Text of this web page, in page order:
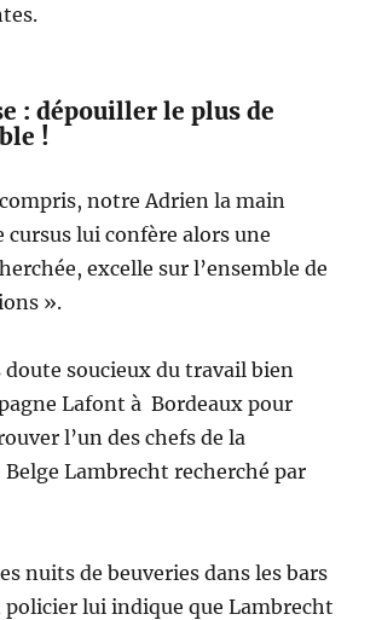
: dépouiller le plus de
!
notre Adrien la main
lui confère alors une
excelle sur l’ensemble de
».
doute soucieux du travail bien
Lafont à Bordeaux pour
l’un des chefs de la
Belge Lambrecht recherché par
nuits de beuveries dans les bars
policier lui indique que Lambrecht